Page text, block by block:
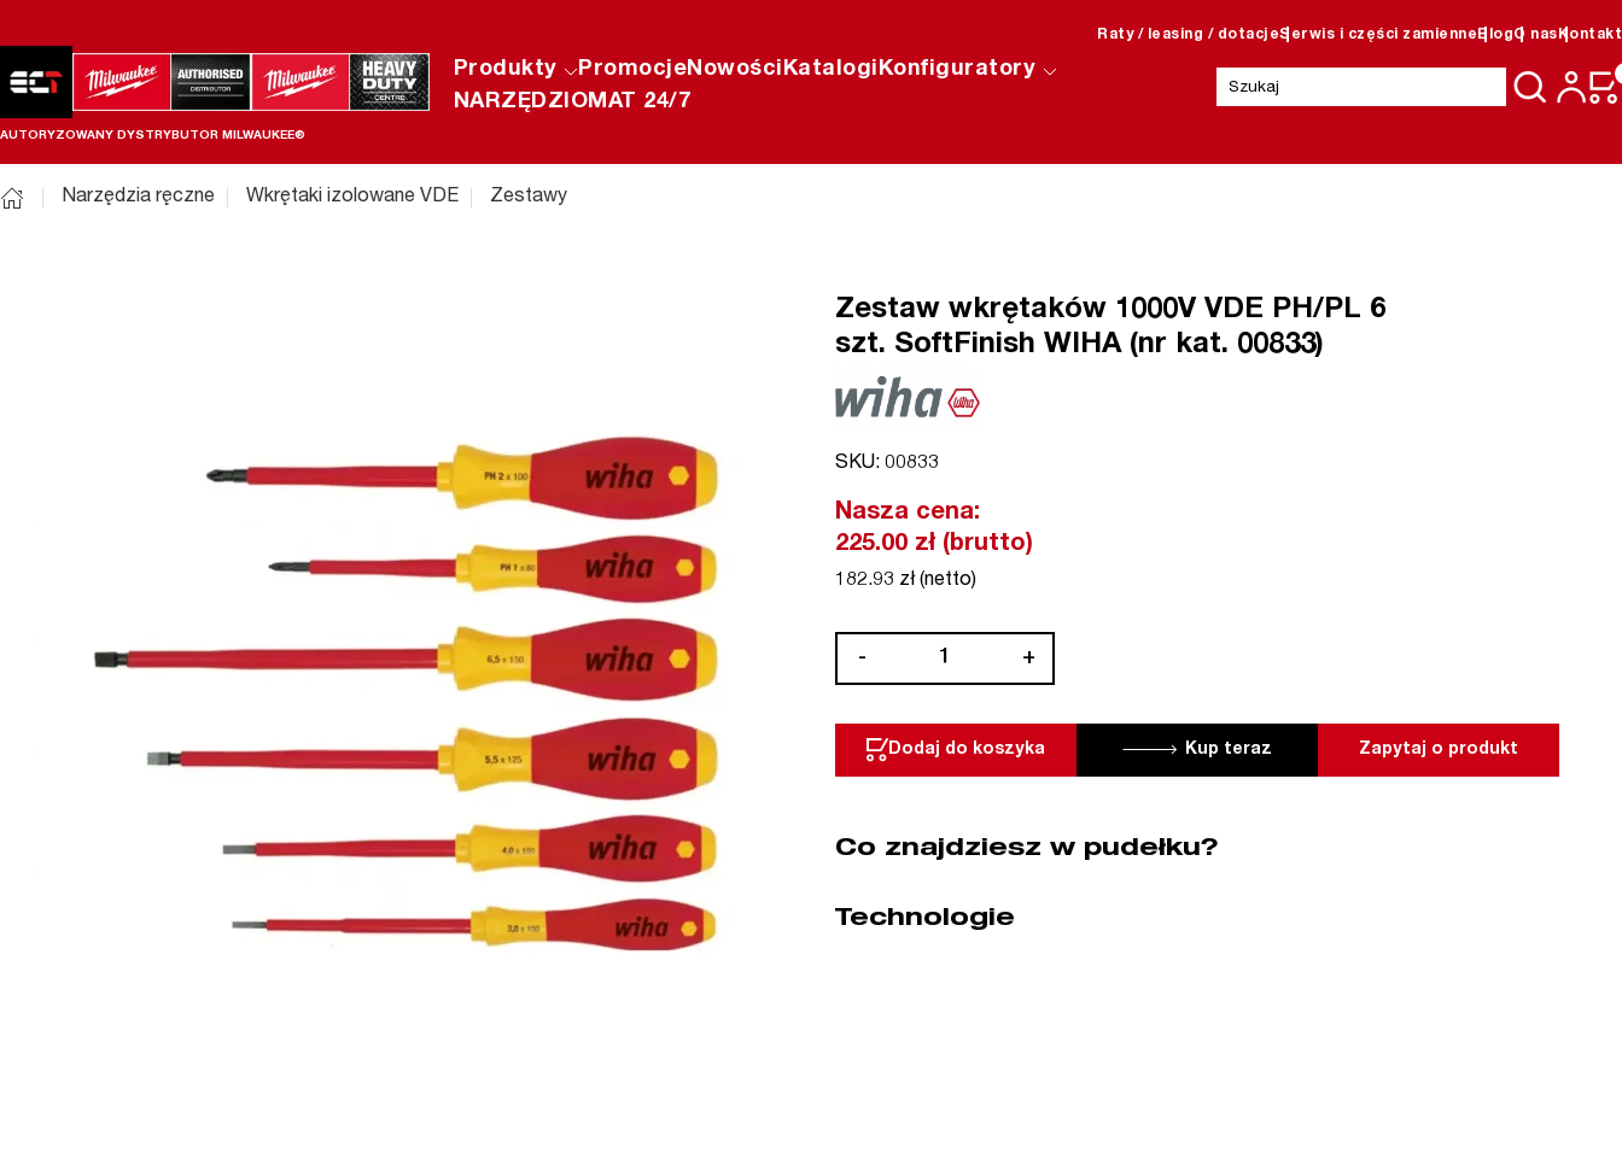
Raty / leasing / dotacjeSerwis i części zamienne BlogO nas Kontakt
AUTORYZOWANY DYSTRYBUTOR MILWAUKEE®
Produkty PromocjeNowościKatalogiKonfiguratory
NARZĘDZIOMAT 24/7
Szukaj:
Narzędzia ręczne Wkrętaki izolowane VDE Zestawy
Zestaw wkrętaków 1000V VDE PH/PL 6
szt. SoftFinish WIHA (nr kat. 00833)
SKU: 00833
Nasza cena:
225.00 zł (brutto)
182.93 zł (netto)
-
1000V
VDE
szt.
WIHA
+
Dodaj do koszyka Zapytaj o produkt
Kup teraz
Co znajdziesz w pudełku?
Technologie